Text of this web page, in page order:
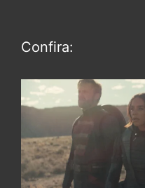
Confira: